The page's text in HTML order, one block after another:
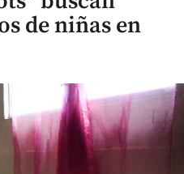
de niñas en